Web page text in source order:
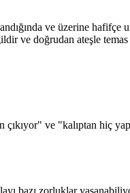
ve üzerine hafifçe
ve doğrudan ateşle
çıkıyor" ve "kalıptan hiç
bazı zorluklar